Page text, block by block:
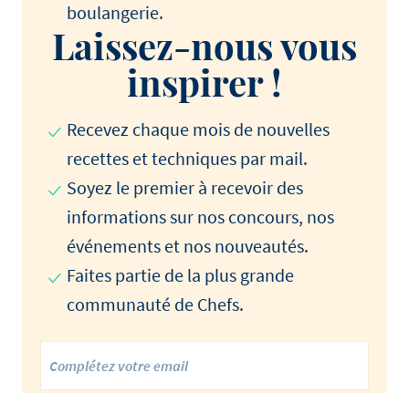
boulangerie.
Laissez-nous vous
inspirer !
Recevez chaque mois de nouvelles
recettes et techniques par mail.
Soyez le premier à recevoir des
informations sur nos concours, nos
événements et nos nouveautés.
Faites partie de la plus grande
communauté de Chefs.